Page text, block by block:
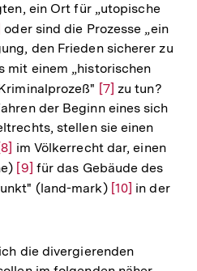
Fußnote
ein Ort für „utopische
oder sind die Prozesse „ein
den Frieden sicherer zu
mit einem „historischen
Zur
Auflösung
der
Fußnote
[7] zu tun?
der Beginn eines sich
stellen sie einen
Zur
[8] im Völkerrecht dar, einen
Zur
Auflösung
[9] für das Gebäude des
(land-mark) Zur
Fußnote
[10] in der
die divergierenden